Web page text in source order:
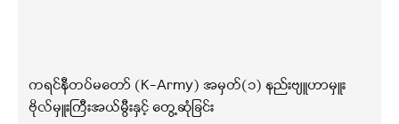
ကရင်နီတပ်မတော် (K-Army) အမှတ်(၁) နည်းဗျူဟာမှူး
ဗိုလ်မှူးကြီးအယ်မွီးနှင့် တွေ့ဆုံခြင်း